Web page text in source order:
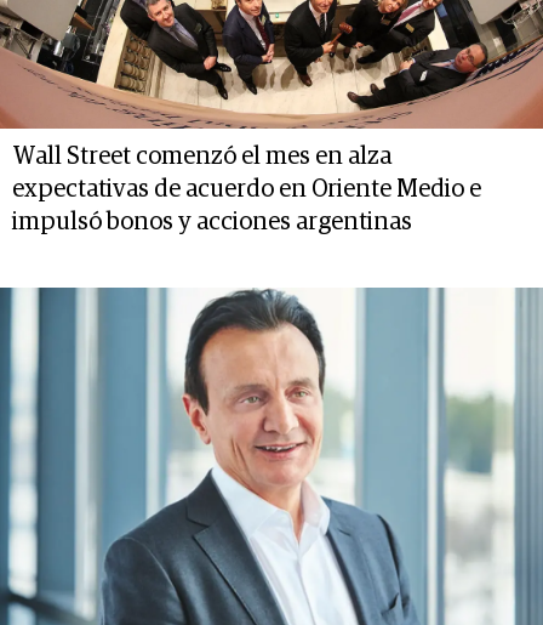
Wall Street comenzó el mes en alza
expectativas de acuerdo en Oriente Medio e
impulsó bonos y acciones argentinas